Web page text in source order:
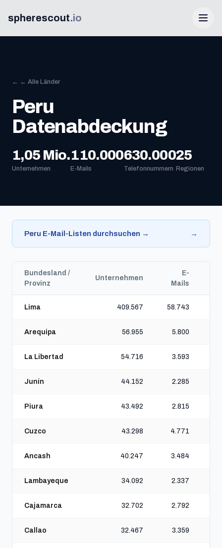
spherescout.io
Anmelden
100 Gratis-Leads erhalten
← ← Alle Länder
Peru
Datenabdeckung
1,05 Mio.
Unternehmen
110.000
E-Mails
630.000
Telefonnummern
25
Regionen
Peru E-Mail-Listen durchsuchen → →
Bundesland /
Provinz
Unternehmen
E-
Mails
Lima 409.567 58.743
Arequipa 56.955 5.800
La Libertad 54.716 3.593
Junín 44.152 2.285
Piura 43.492 2.815
Cuzco 43.298 4.771
Ancash 40.247 3.484
Lambayeque 34.092 2.337
Cajamarca 32.702 2.792
Callao 32.467 3.359